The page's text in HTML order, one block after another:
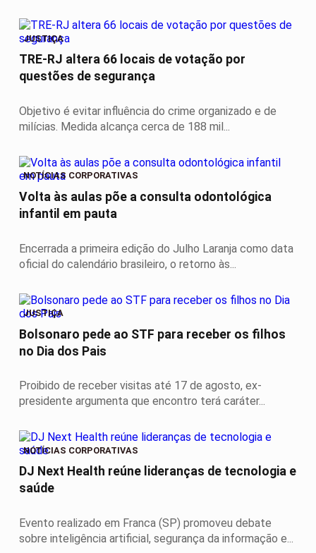
JUSTIÇA
TRE-RJ altera 66 locais de votação por
questões de segurança
Objetivo é evitar influência do crime organizado e de
milícias. Medida alcança cerca de 188 mil...
NOTÍCIAS CORPORATIVAS
Volta às aulas põe a consulta odontológica
infantil em pauta
Encerrada a primeira edição do Julho Laranja como data
oficial do calendário brasileiro, o retorno às...
JUSTIÇA
Bolsonaro pede ao STF para receber os filhos
no Dia dos Pais
Proibido de receber visitas até 17 de agosto, ex-
presidente argumenta que encontro terá caráter...
NOTÍCIAS CORPORATIVAS
DJ Next Health reúne lideranças de tecnologia e
saúde
Evento realizado em Franca (SP) promoveu debate
sobre inteligência artificial, segurança da informação e...